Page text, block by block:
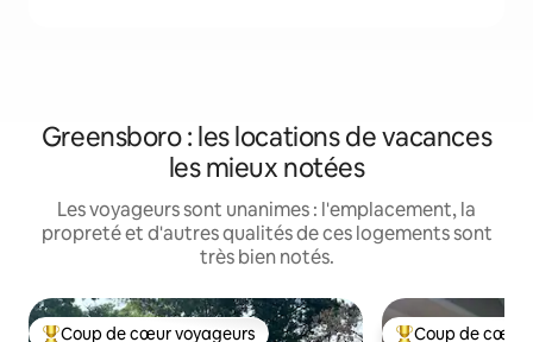
Greensboro : les locations de vacances
les mieux notées
Les voyageurs sont unanimes : l'emplacement, la
propreté et d'autres qualités de ces logements sont
très bien notés.
Coup de cœur voyageurs Coup de cœur